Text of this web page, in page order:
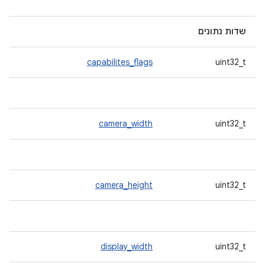
שדות נתונים
uint32_t
capabilites_flags
uint32_t
camera_width
uint32_t
camera_height
uint32_t
display_width